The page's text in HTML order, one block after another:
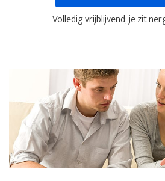
Volledig vrijblijvend; je zit